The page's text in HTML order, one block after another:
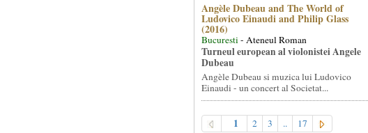
Angèle Dubeau and The World of
Ludovico Einaudi and Philip Glass
(2016)
Bucuresti- Ateneul Roman
Turneul european al violonistei Angele
Dubeau
Angèle Dubeau si muzica lui Ludovico
Einaudi - un concert al Societat...
1 2 3 .. 17